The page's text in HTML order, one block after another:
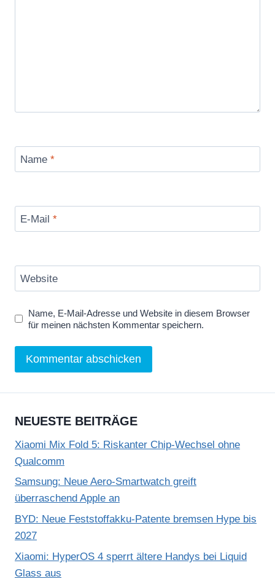
Name *
E-Mail *
Website
Name, E-Mail-Adresse und Website in diesem Browser
für meinen nächsten Kommentar speichern.
NEUESTE BEITRÄGE
Xiaomi Mix Fold 5: Riskanter Chip-Wechsel ohne
Qualcomm
Samsung: Neue Aero-Smartwatch greift
überraschend Apple an
BYD: Neue Feststoffakku-Patente bremsen Hype bis
2027
Xiaomi: HyperOS 4 sperrt ältere Handys bei Liquid
Glass aus